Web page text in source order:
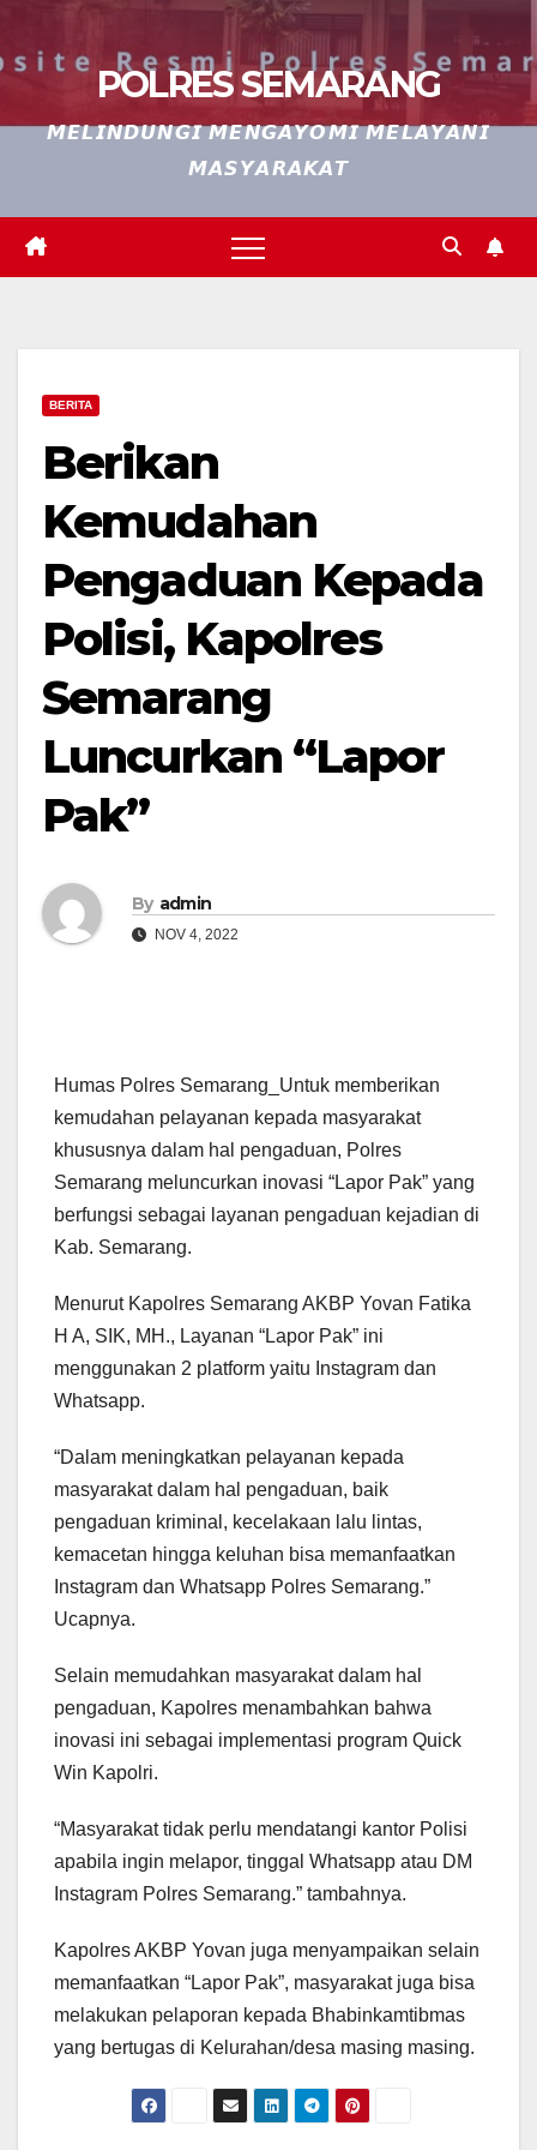
POLRES SEMARANG
𝙈𝙀𝙇𝙄𝙉𝘿𝙐𝙉𝙂𝙄 𝙈𝙀𝙉𝙂𝘼𝙔𝙊𝙈𝙄 𝙈𝙀𝙇𝘼𝙔𝘼𝙉𝙄
𝙈𝘼𝙎𝙔𝘼𝙍𝘼𝙆𝘼𝙏
BERITA
Berikan
Kemudahan
Pengaduan Kepada
Polisi, Kapolres
Semarang
Luncurkan “Lapor
Pak”
By admin
NOV 4, 2022
Humas Polres Semarang_Untuk memberikan
kemudahan pelayanan kepada masyarakat
khususnya dalam hal pengaduan, Polres
Semarang meluncurkan inovasi “Lapor Pak” yang
berfungsi sebagai layanan pengaduan kejadian di
Kab. Semarang.
Menurut Kapolres Semarang AKBP Yovan Fatika
H A, SIK, MH., Layanan “Lapor Pak” ini
menggunakan 2 platform yaitu Instagram dan
Whatsapp.
“Dalam meningkatkan pelayanan kepada
masyarakat dalam hal pengaduan, baik
pengaduan kriminal, kecelakaan lalu lintas,
kemacetan hingga keluhan bisa memanfaatkan
Instagram dan Whatsapp Polres Semarang.”
Ucapnya.
Selain memudahkan masyarakat dalam hal
pengaduan, Kapolres menambahkan bahwa
inovasi ini sebagai implementasi program Quick
Win Kapolri.
“Masyarakat tidak perlu mendatangi kantor Polisi
apabila ingin melapor, tinggal Whatsapp atau DM
Instagram Polres Semarang.” tambahnya.
Kapolres AKBP Yovan juga menyampaikan selain
memanfaatkan “Lapor Pak”, masyarakat juga bisa
melakukan pelaporan kepada Bhabinkamtibmas
yang bertugas di Kelurahan/desa masing masing.